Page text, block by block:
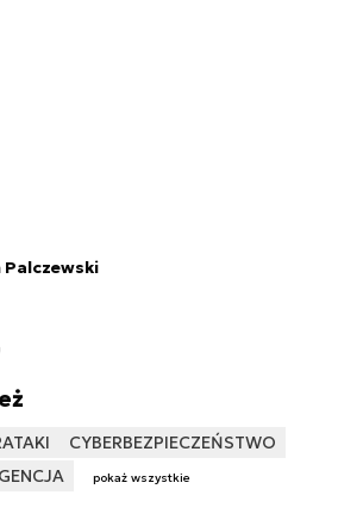
Palczewski
CYBERBEZPIECZEŃSTWO
pokaż wszystkie